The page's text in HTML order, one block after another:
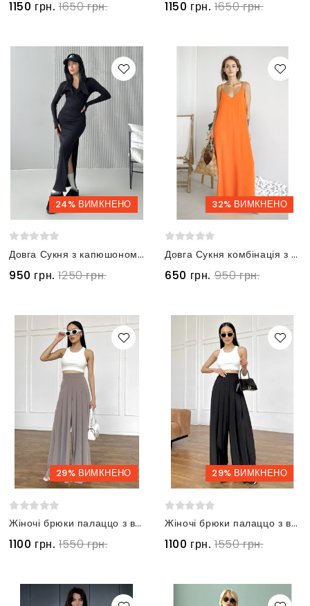
1150 грн. 1650 грн. 1150 грн. 1650 грн.
24% ВИМКНЕНО
Довга Сукня з капюшоном з королівської ангори в рубчик чорна
950 грн. 1250 грн.
32% ВИМКНЕНО
Довга Сукня комбінація з поясом помаранчева
650 грн. 950 грн.
29% ВИМКНЕНО
Жіночі брюки палаццо з високою посадкою мокко меланж
1100 грн. 1550 грн.
29% ВИМКНЕНО
Жіночі брюки палаццо з високою посадкою чорні
1100 грн. 1550 грн.